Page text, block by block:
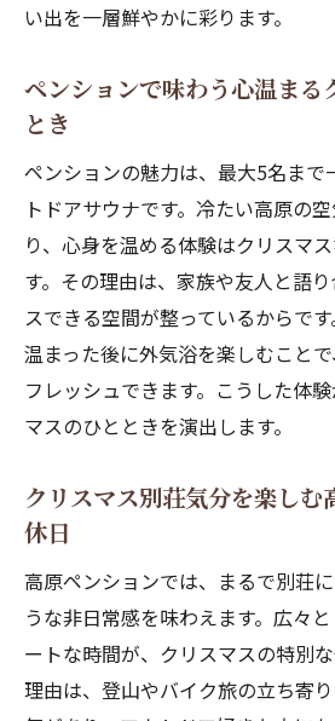
マス
ポイント
ペンションの広々空間で
間を満喫
子供も大人も楽しめるペ
ティビティ
クリスマスログハウス気
ンション
登山やバイク旅に最適な峰の
ン案内
ン
の魅力
山道を楽しむロードバイ
の理由
登山やアウトドアの疲れ
い出を一層鮮やかに彩ります。
ペンションで味わう心温まる
とき
ペンションの魅力は、最大5名まで
トドアサウナです。冷たい高原の
り、心身を温める体験はクリスマ
す。その理由は、家族や友人と語
スできる空間が整っているからで
温まった後に外気浴を楽しむこと
フレッシュできます。こうした体
マスのひとときを演出します。
クリスマス別荘気分を楽しむ
休日
高原ペンションでは、まるで別荘
うな非日常感を味わえます。広々
ートな時間が、クリスマスの特別な
理由は、登山やバイク旅の立ち寄